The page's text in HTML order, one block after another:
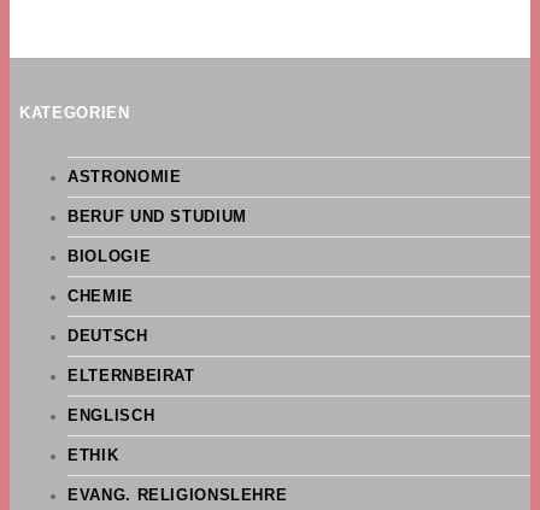
KATEGORIEN
ASTRONOMIE
BERUF UND STUDIUM
BIOLOGIE
CHEMIE
DEUTSCH
ELTERNBEIRAT
ENGLISCH
ETHIK
EVANG. RELIGIONSLEHRE